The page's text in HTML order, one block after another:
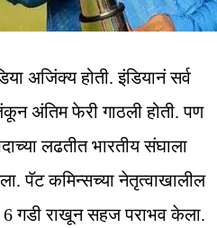
अजिंक्य होती. इंडियानं सर्व
अंतिम फेरी गाठली होती. पण
लढतीत भारतीय संघाला
पॅट कमिन्सच्या नेतृत्वाखालील
गडी राखून सहज पराभव केला.